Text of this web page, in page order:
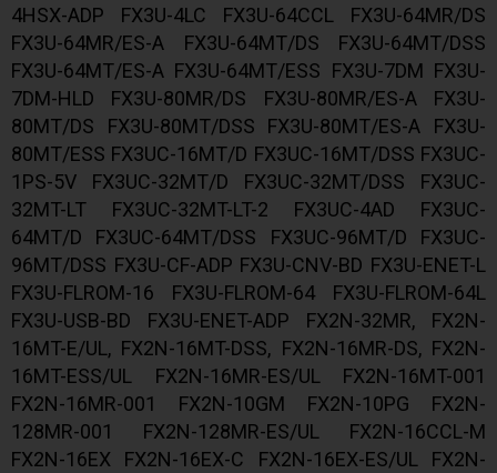
4HSX-ADP FX3U-4LC FX3U-64CCL FX3U-64MR/DS
FX3U-64MR/ES-A FX3U-64MT/DS FX3U-64MT/DSS
FX3U-64MT/ES-A FX3U-64MT/ESS FX3U-7DM FX3U-
7DM-HLD FX3U-80MR/DS FX3U-80MR/ES-A FX3U-
80MT/DS FX3U-80MT/DSS FX3U-80MT/ES-A FX3U-
80MT/ESS FX3UC-16MT/D FX3UC-16MT/DSS FX3UC-
1PS-5V FX3UC-32MT/D FX3UC-32MT/DSS FX3UC-
32MT-LT FX3UC-32MT-LT-2 FX3UC-4AD FX3UC-
64MT/D FX3UC-64MT/DSS FX3UC-96MT/D FX3UC-
96MT/DSS FX3U-CF-ADP FX3U-CNV-BD FX3U-ENET-L
FX3U-FLROM-16 FX3U-FLROM-64 FX3U-FLROM-64L
FX3U-USB-BD FX3U-ENET-ADP FX2N-32MR, FX2N-
16MT-E/UL, FX2N-16MT-DSS, FX2N-16MR-DS, FX2N-
16MT-ESS/UL FX2N-16MR-ES/UL FX2N-16MT-001
FX2N-16MR-001 FX2N-10GM FX2N-10PG FX2N-
128MR-001 FX2N-128MR-ES/UL FX2N-16CCL-M
FX2N-16EX FX2N-16EX-C FX2N-16EX-ES/UL FX2N-